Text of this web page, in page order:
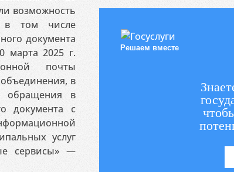
возможность
в том числе
документа
марта 2025 г.
почты
в
обращения в
документа с
услуг
сервисы» —
Решаем вместе